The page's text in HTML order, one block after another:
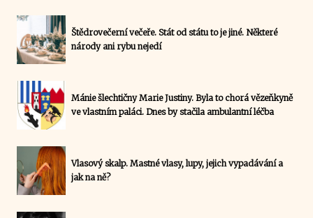
Štědrovečerní večeře. Stát od státu to je jiné. Některé
národy ani rybu nejedí
Mánie šlechtičny Marie Justiny. Byla to chorá vězeňkyně
ve vlastním paláci. Dnes by stačila ambulantní léčba
Vlasový skalp. Mastné vlasy, lupy, jejich vypadávání a
jak na ně?